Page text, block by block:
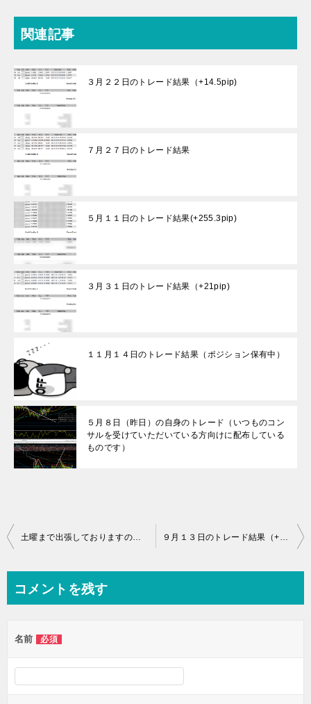
関連記事
３月２２日のトレード結果（+14.5pip)
７月２７日のトレード結果
５月１１日のトレード結果(+255.3pip)
３月３１日のトレード結果（+21pip)
１１月１４日のトレード結果（ポジション保有中）
５月８日（昨日）の自身のトレード（いつものコン
サルを受けていただいている方向けに配布している
ものです）
投
ビ
ー
シ
土曜まで出張しておりますのでお休みです。（+38.3pip) ９月１３日のトレード結果（+113.90pip)
コメントを残す
名前 必須